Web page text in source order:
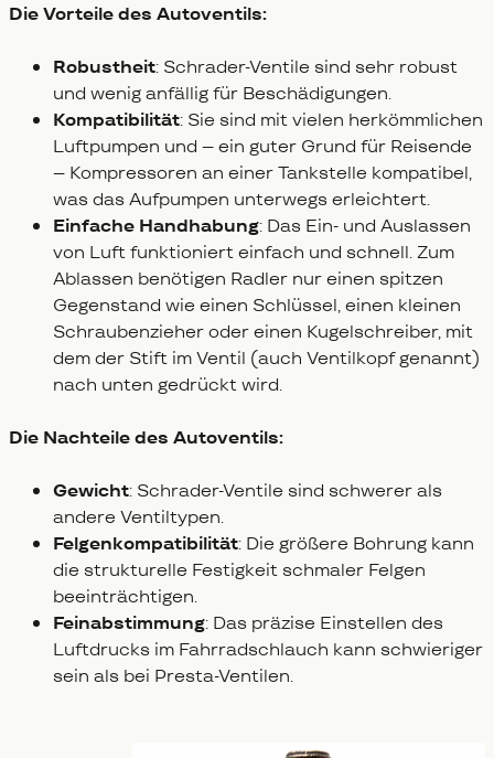
Die Vorteile des Autoventils:
Robustheit: Schrader-Ventile sind sehr robust
und wenig anfällig für Beschädigungen.
Kompatibilität: Sie sind mit vielen herkömmlichen
Luftpumpen und – ein guter Grund für Reisende
– Kompressoren an einer Tankstelle kompatibel,
was das Aufpumpen unterwegs erleichtert.
Einfache Handhabung: Das Ein- und Auslassen
von Luft funktioniert einfach und schnell. Zum
Ablassen benötigen Radler nur einen spitzen
Gegenstand wie einen Schlüssel, einen kleinen
Schraubenzieher oder einen Kugelschreiber, mit
dem der Stift im Ventil (auch Ventilkopf genannt)
nach unten gedrückt wird.
Die Nachteile des Autoventils:
Gewicht: Schrader-Ventile sind schwerer als
andere Ventiltypen.
Felgenkompatibilität: Die größere Bohrung kann
die strukturelle Festigkeit schmaler Felgen
beeinträchtigen.
Feinabstimmung: Das präzise Einstellen des
Luftdrucks im Fahrradschlauch kann schwieriger
sein als bei Presta-Ventilen.